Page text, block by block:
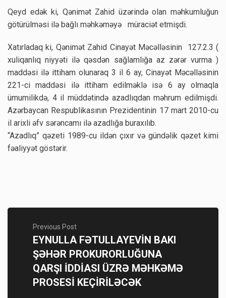
Qeyd edək ki, Qənimət Zahid üzərində olan məhkumluğun
götürülməsi ilə bağlı məhkəməyə müraciət etmişdi.
Xatırladaq ki, Qənimət Zahid Cinayət Məcəlləsinin 127.2.3 (
xuliqanlıq niyyəti ilə qəsdən sağlamlığa az zərər vurma )
maddəsi ilə ittiham olunaraq 3 il 6 ay, Cinayət Məcəlləsinin
221-ci maddəsi ilə ittiham edilməklə isə 6 ay olmaqla
ümumilikdə, 4 il müddətində azadlıqdan məhrum edilmişdi.
Azərbaycan Respublikasının Prezidentinin 17 mart 2010-cu
il arixli əfv sərəncamı ilə azadlığa buraxılıb.
“Azadlıq” qəzeti 1989-cu ildən çıxır və gündəlik qəzet kimi
fəaliyyət göstərir.
Previous Post
EYNULLA FƏTULLAYEVİN BAKI
ŞƏHƏR PROKURORLUĞUNA
QARŞI İDDİASI ÜZRƏ MƏHKƏMƏ
PROSESİ KEÇİRİLƏCƏK